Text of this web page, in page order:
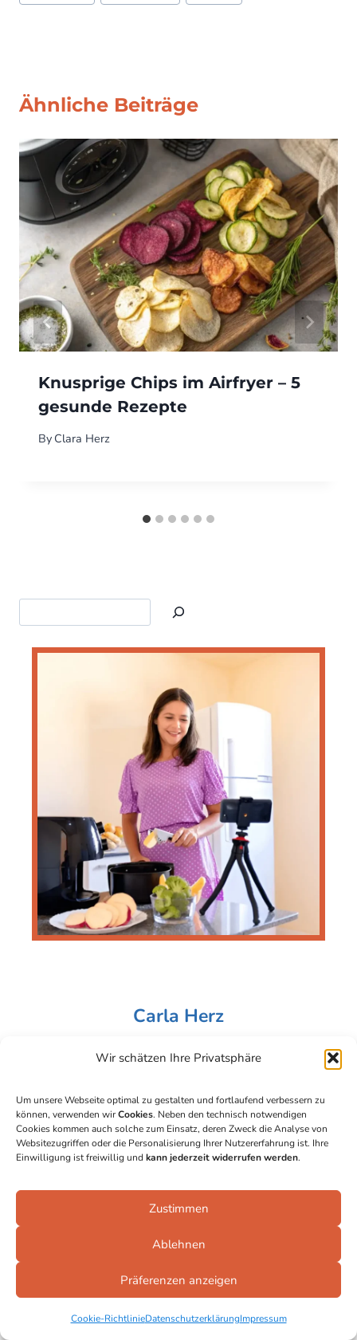
Wir schätzen Ihre Privatsphäre
Um unsere Webseite optimal zu gestalten und fortlaufend verbessern zu
können, verwenden wirCookies. Neben den technisch notwendigen
Cookies kommen auch solche zum Einsatz, deren Zweck die Analyse von
Websitezugriffen oder die Personalisierung Ihrer Nutzererfahrung ist. Ihre
Einwilligung ist freiwillig und kann jederzeit widerrufen werden.
Zustimmen
Ablehnen
Präferenzen anzeigen
Cookie-RichtlinieDatenschutzerklärungImpressum
Ähnliche Beiträge
Knusprige Chips im Airfryer – 5
gesunde Rezepte
By Clara Herz
Carla Herz
Hallo und herzlich willkommen auf
ich koche mit ganzem Herzen – am
liebsten mit meiner Heißluftfritteuse
Das passt zu diesem Artikel